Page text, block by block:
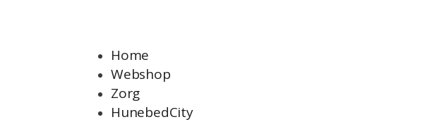
Home
Webshop
Zorg
HunebedCity